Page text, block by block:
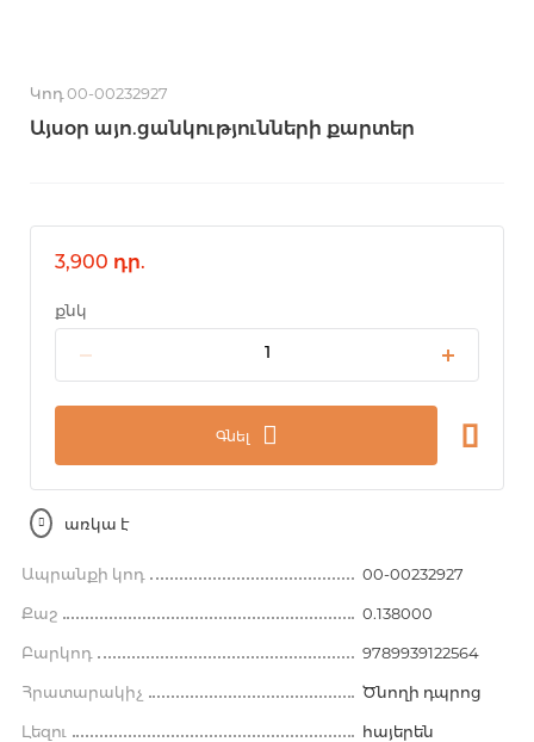
Կոդ 00-00232927
Այսօր այո.ցանկությունների քարտեր
3,900 դր.
քնկ
Գնել
առկա է
Ապրանքի կոդ 00-00232927
Քաշ 0.138000
Բարկոդ 9789939122564
Հրատարակիչ Ծնողի դպրոց
Լեզու հայերեն